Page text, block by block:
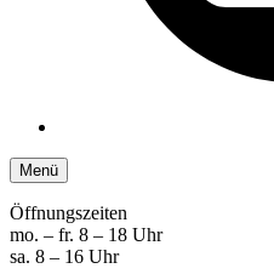
Menü
Öffnungszeiten
mo. – fr. 8 – 18 Uhr
sa. 8 – 16 Uhr